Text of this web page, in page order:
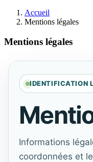
Accueil
Mentions légales
Mentions légales
IDENTIFICATION
Informations
coordonnées et